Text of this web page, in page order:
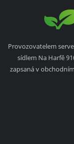
Provozovatelem
sídlem Na Harfě
zapsaná v